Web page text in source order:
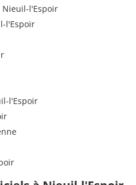
l'Espoir
l'Espoir
l'Espoir